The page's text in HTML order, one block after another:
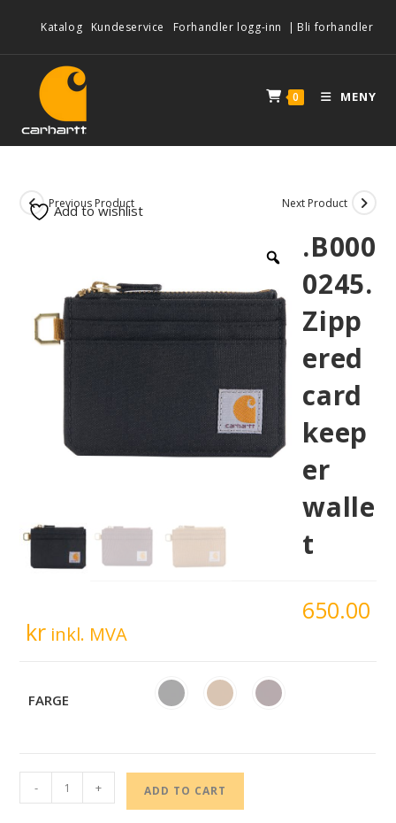
Katalog Kundeservice Forhandler logg-inn | Bli forhandler
0 MENY
Previous Product Next Product
.B000
0245.
Zipp
ered
card
keep
er
walle
t
650.00
kr inkl. MVA
FARGE
- + ADD TO CART
Add to wishlist